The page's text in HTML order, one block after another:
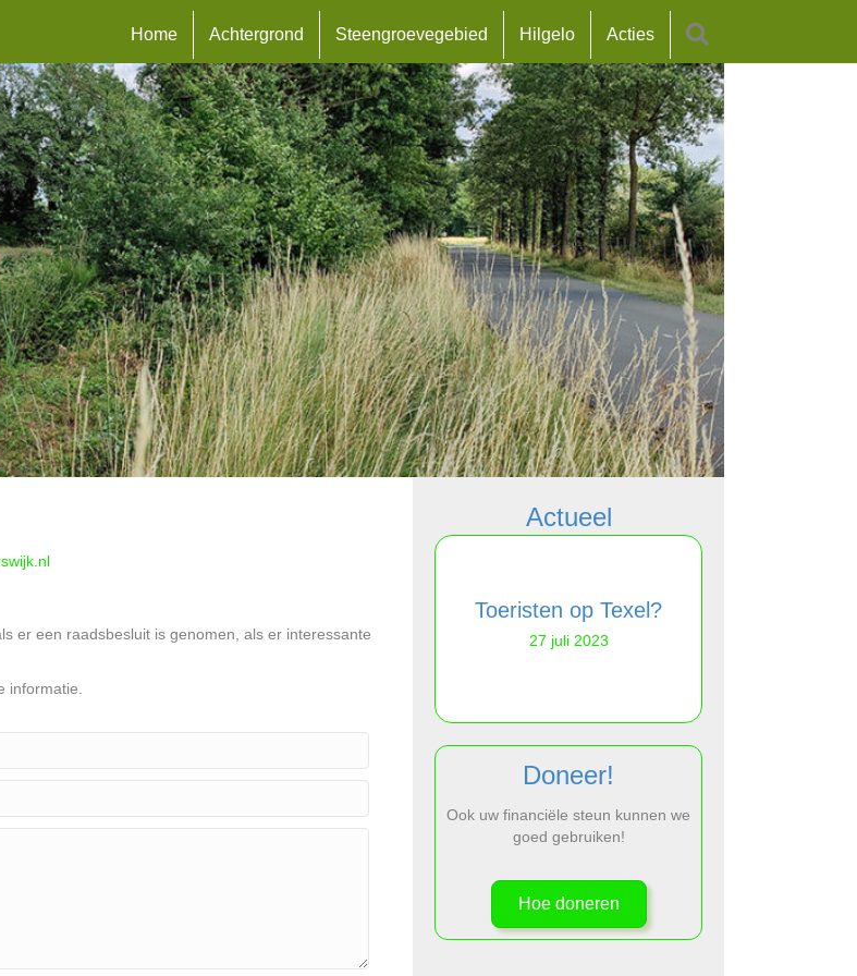
Home Achtergrond Steengroevegebied Hilgelo Acties
er een raadsbesluit is genomen, als er interessante
informatie.
Actueel
Leisurelands
Toeristen op Texel?
27 juli 2023
Doneer!
Ook uw financiële steun kunnen we
goed gebruiken!
Hoe doneren